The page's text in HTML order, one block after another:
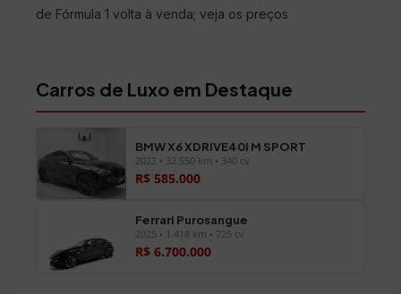
de Fórmula 1 volta à venda; veja os preços
Carros de Luxo em Destaque
BMW X6 XDRIVE40I M SPORT
2022 • 32.550 km • 340 cv
R$ 585.000
Ferrari Purosangue
2025 • 1.418 km • 725 cv
R$ 6.700.000